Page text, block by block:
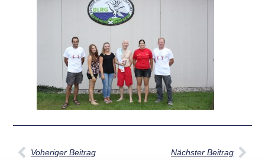
Voheriger Beitrag Nächster Beitrag